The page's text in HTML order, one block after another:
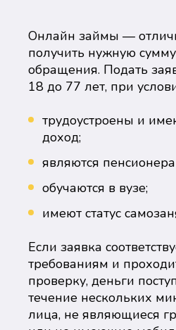
Онлайн займы —
получить нужную
обращения. Подать
18 до 77 лет, при
трудоустроены и
доход;
являются
обучаются в вузе;
имеют статус
Если заявка
требованиям и
проверку, деньги
течение нескольких
лица, не являющиеся